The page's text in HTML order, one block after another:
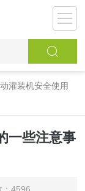
灌装机安全使用
一些注意事